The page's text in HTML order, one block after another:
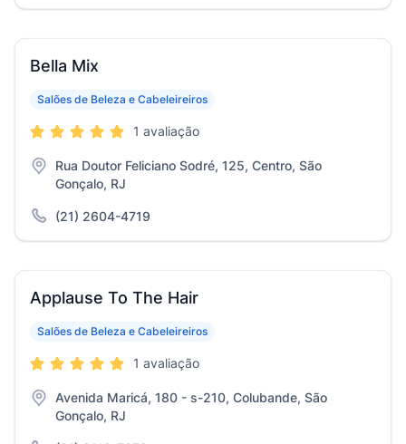
Bella Mix
Salões de Beleza e Cabeleireiros
1 avaliação
Rua Doutor Feliciano Sodré, 125, Centro, São
Gonçalo, RJ
(21) 2604-4719
Applause To The Hair
Salões de Beleza e Cabeleireiros
1 avaliação
Avenida Maricá, 180 - s-210, Colubande, São
Gonçalo, RJ